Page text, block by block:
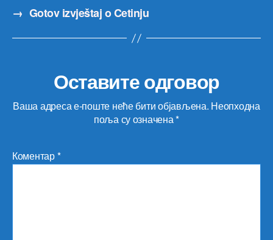
→ Gotov izvještaj o Cetinju
Оставите одговор
Ваша адреса е-поште неће бити објављена. Неопходна
поља су означена*
Коментар*